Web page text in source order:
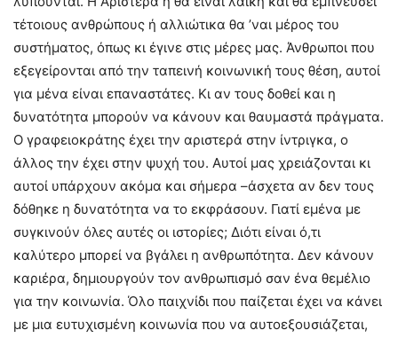
τέτοιους ανθρώπους ή αλλιώτικα θα ’ναι μέρος του
συστήματος, όπως κι έγινε στις μέρες μας. Άνθρωποι που
εξεγείρονται από την ταπεινή κοινωνική τους θέση, αυτοί
για μένα είναι επαναστάτες. Κι αν τους δοθεί και η
δυνατότητα μπορούν να κάνουν και θαυμαστά πράγματα.
Ο γραφειοκράτης έχει την αριστερά στην ίντριγκα, ο
άλλος την έχει στην ψυχή του. Αυτοί μας χρειάζονται κι
αυτοί υπάρχουν ακόμα και σήμερα –άσχετα αν δεν τους
δόθηκε η δυνατότητα να το εκφράσουν. Γιατί εμένα με
συγκινούν όλες αυτές οι ιστορίες; Διότι είναι ό,τι
καλύτερο μπορεί να βγάλει η ανθρωπότητα. Δεν κάνουν
καριέρα, δημιουργούν τον ανθρωπισμό σαν ένα θεμέλιο
για την κοινωνία. Όλο παιχνίδι που παίζεται έχει να κάνει
με μια ευτυχισμένη κοινωνία που να αυτοεξουσιάζεται,